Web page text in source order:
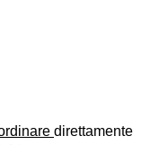
direttamente